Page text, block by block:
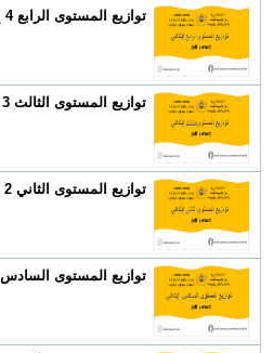
توازيع المستوى الرابع 4 إبتدائي 2025-2026 word
توازيع المستوى الثالث 3 إبتدائي 2025-2026 word
توازيع المستوى الثاني 2 إبتدائي 2025-2026 word
توازيع المستوى السادس 6 إبتدائي 2025-2026 word